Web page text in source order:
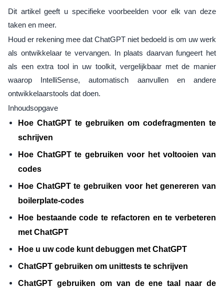
Dit artikel geeft u specifieke voorbeelden voor elk van deze
taken en meer.
Houd er rekening mee dat ChatGPT niet bedoeld is om uw werk
als ontwikkelaar te vervangen. In plaats daarvan fungeert het
als een extra tool in uw toolkit, vergelijkbaar met de manier
waarop IntelliSense, automatisch aanvullen en andere
ontwikkelaarstools dat doen.
Inhoudsopgave
Hoe ChatGPT te gebruiken om codefragmenten te
schrijven
Hoe ChatGPT te gebruiken voor het voltooien van
codes
Hoe ChatGPT te gebruiken voor het genereren van
boilerplate-codes
Hoe bestaande code te refactoren en te verbeteren
met ChatGPT
Hoe u uw code kunt debuggen met ChatGPT
ChatGPT gebruiken om unittests te schrijven
ChatGPT gebruiken om van de ene taal naar de